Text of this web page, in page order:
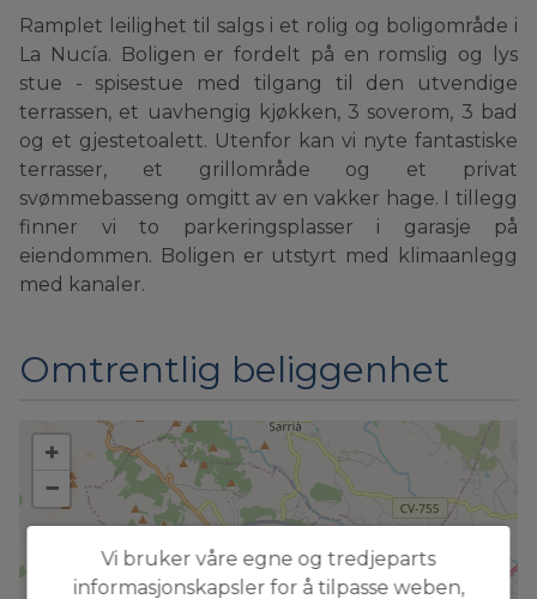
Ramplet leilighet til salgs i et rolig og boligområde i
La Nucía. Boligen er fordelt på en romslig og lys
stue - spisestue med tilgang til den utvendige
terrassen, et uavhengig kjøkken, 3 soverom, 3 bad
og et gjestetoalett. Utenfor kan vi nyte fantastiske
terrasser, et grillområde og et privat
svømmebasseng omgitt av en vakker hage. I tillegg
finner vi to parkeringsplasser i garasje på
eiendommen. Boligen er utstyrt med klimaanlegg
med kanaler.
Omtrentlig beliggenhet
+
−
Vi bruker våre egne og tredjeparts
informasjonskapsler for å tilpasse weben,